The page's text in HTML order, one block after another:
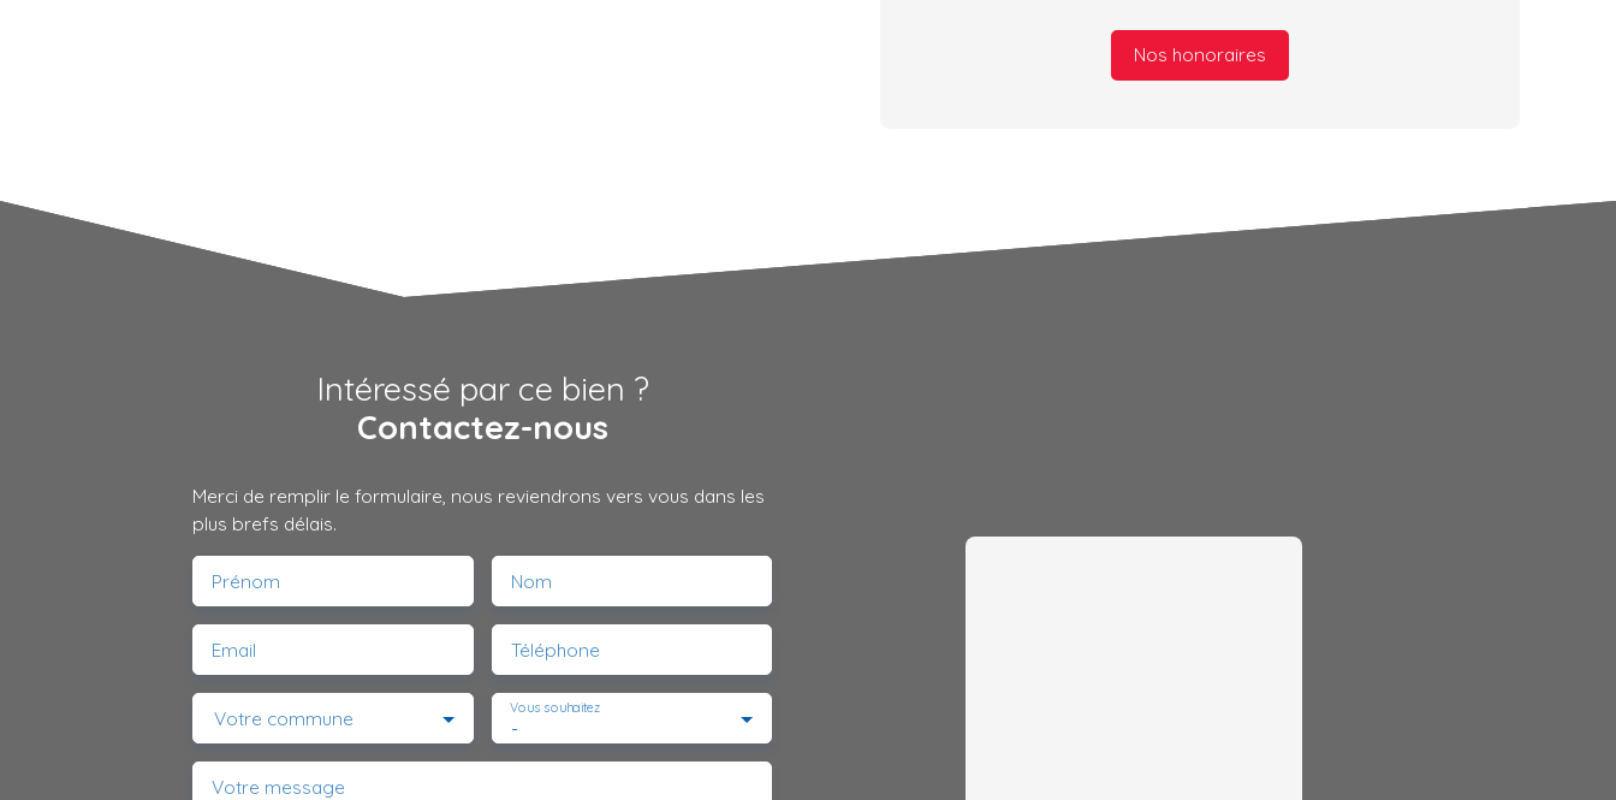
Nos honoraires
Intéressé par ce bien ?
Contactez-nous
Merci de remplir le formulaire, nous reviendrons vers vous dans les
plus brefs délais.
Prénom Nom
Email Téléphone
Votre commune -
Vous souhaitez
Votre message